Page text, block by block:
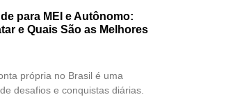
para MEI e Autônomo:
e Quais São as Melhores
própria no Brasil é uma
desafios e conquistas diárias.